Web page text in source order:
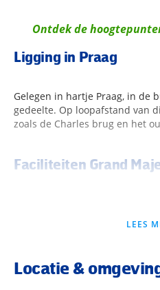
Ontdek de
Ligging in Praag
Gelegen in hartje Praag, in de
gedeelte. Op loopafstand van
zoals de Charles brug en het
Faciliteiten Grand
andere een 24-uursreceptie,
superior tweepersoonskamers
LEES
Locatie &